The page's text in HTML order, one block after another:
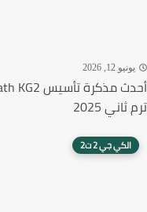
12, 2026
أحدث مذكرة تأسيس Math KG2
2025
الكي جي 2 ت2